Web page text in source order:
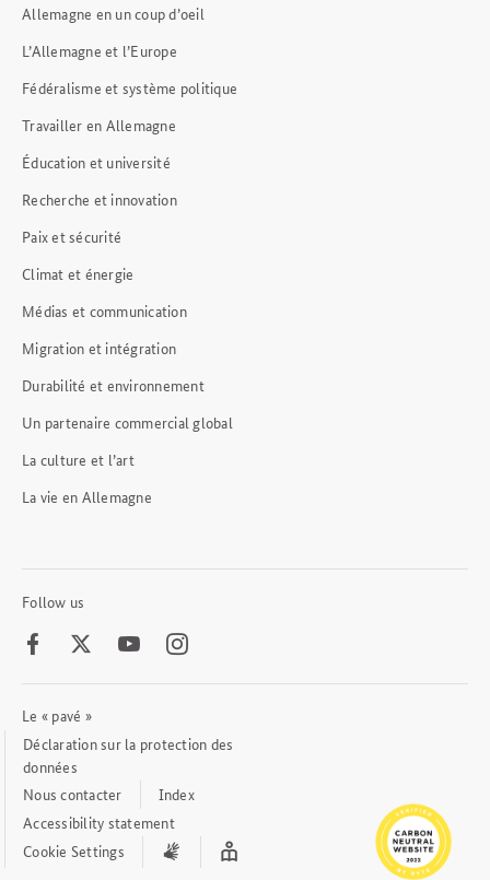
Allemagne en un coup d’oeil
L’Allemagne et l’Europe
Fédéralisme et système politique
Travailler en Allemagne
Éducation et université
Recherche et innovation
Paix et sécurité
Climat et énergie
Médias et communication
Migration et intégration
Durabilité et environnement
Un partenaire commercial global
La culture et l’art
La vie en Allemagne
Follow us
FacebookTwitter Youtube
Footer
Meta
Links
Le « pavé »
Déclaration sur la protection des
données
Nous contacter
Index
Accessibility statement
Cookie Settings
International
sign